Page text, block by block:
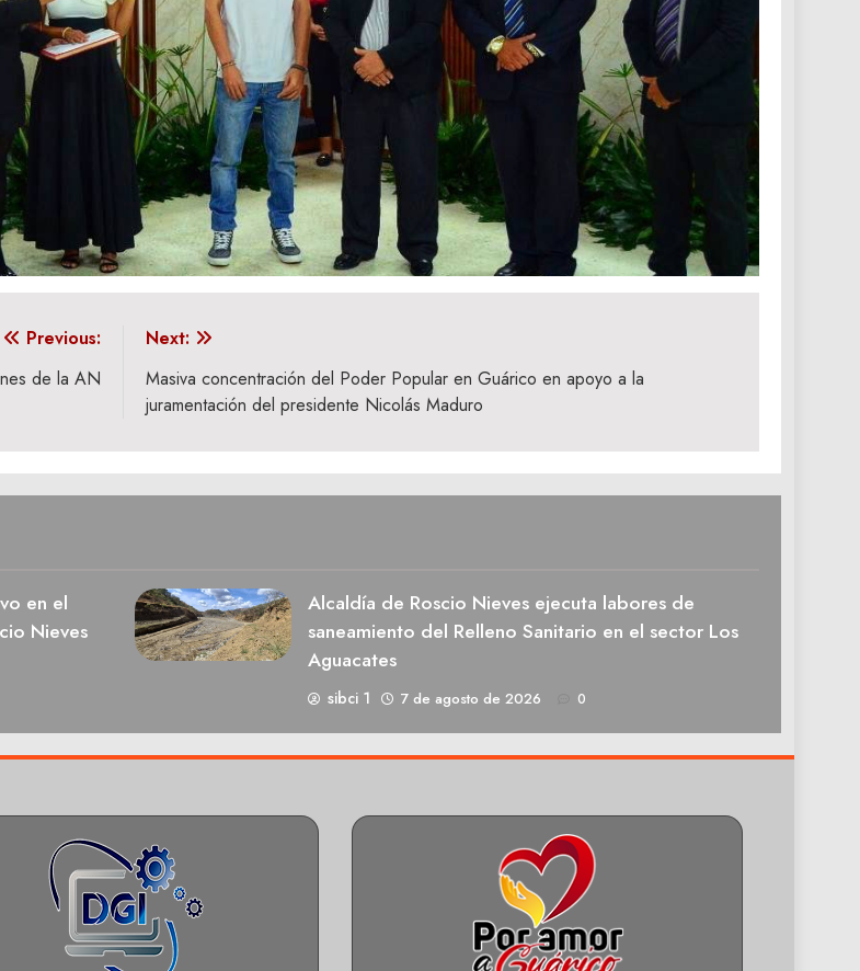
Previous:
de la AN
Next:
Masiva concentración del Poder Popular en Guárico en apoyo a la
juramentación del presidente Nicolás Maduro
en el
Nieves
Alcaldía de Roscio Nieves ejecuta labores de
saneamiento del Relleno Sanitario en el sector Los
Aguacates
sibci 1 7 de agosto de 2026 0